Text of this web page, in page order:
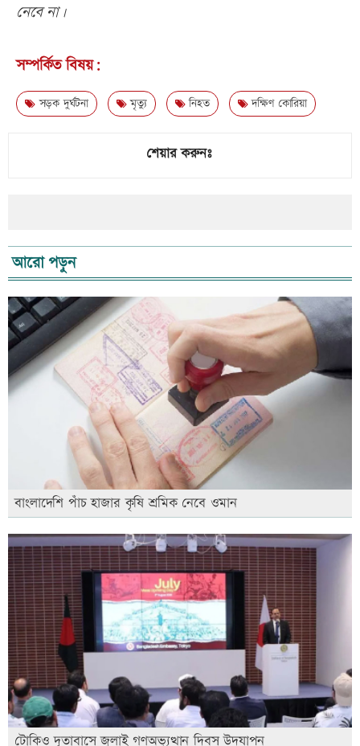
নেবে না।
সম্পর্কিত বিষয়:
সড়ক দুর্ঘটনা মৃত্যু নিহত দক্ষিণ কোরিয়া
শেয়ার করুনঃ
আরো পড়ুন
বাংলাদেশি পাঁচ হাজার কৃষি শ্রমিক নেবে ওমান
টোকিও দূতাবাসে জুলাই গণঅভ্যুত্থান দিবস উদযাপন